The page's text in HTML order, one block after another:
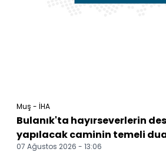
Muş - İHA
Bulanık'ta hayırseverlerin
yapılacak caminin temeli
07 Ağustos 2026 - 13:06